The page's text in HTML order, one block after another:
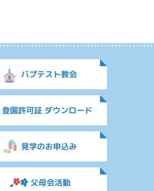
バプテスト教会
登園許可証 ダウンロード
見学のお申込み
父母会活動